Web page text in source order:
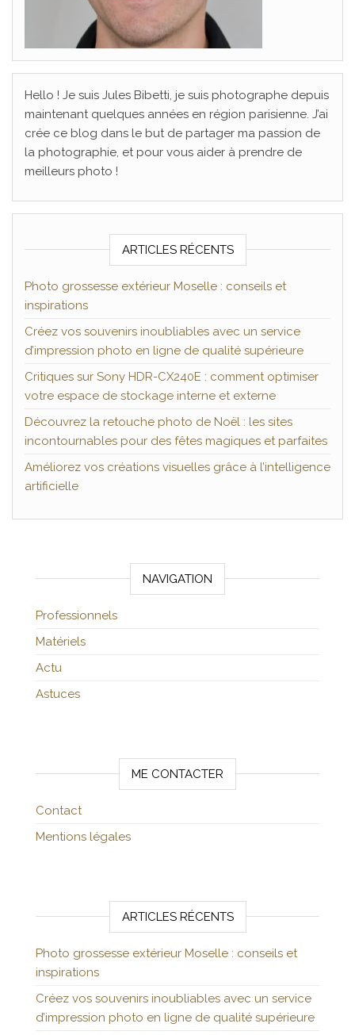
Hello ! Je suis Jules Bibetti, je suis photographe depuis
maintenant quelques années en région parisienne. J’ai
crée ce blog dans le but de partager ma passion de
la photographie, et pour vous aider à prendre de
meilleurs photo !
ARTICLES RÉCENTS
Photo grossesse extérieur Moselle : conseils et
inspirations
Créez vos souvenirs inoubliables avec un service
d’impression photo en ligne de qualité supérieure
Critiques sur Sony HDR-CX240E : comment optimiser
votre espace de stockage interne et externe
Découvrez la retouche photo de Noël : les sites
incontournables pour des fêtes magiques et parfaites
Améliorez vos créations visuelles grâce à l’intelligence
artificielle
NAVIGATION
Professionnels
Matériels
Actu
Astuces
ME CONTACTER
Contact
Mentions légales
ARTICLES RÉCENTS
Photo grossesse extérieur Moselle : conseils et
inspirations
Créez vos souvenirs inoubliables avec un service
d’impression photo en ligne de qualité supérieure